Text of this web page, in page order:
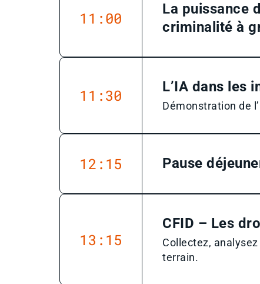
11:00
La puissance
criminalité à
11:30 L’IA dans les
Démonstration de
12:15 Pause
13:15
CFID – Les
Collectez,
terrain.